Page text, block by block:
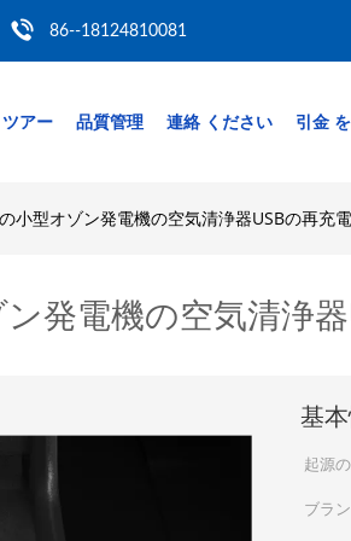
86--18124810081
アー 品質管理 連絡 ください 引金
小型オゾン発電機の空気清浄器USBの再充電
発電機の空気清浄
基
起源
ブラ